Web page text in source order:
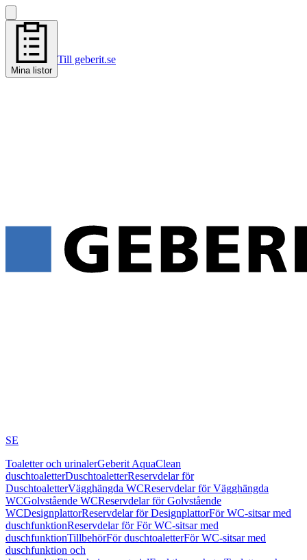
Mina listor
Till geberit.se
SE
Toaletter och urinalerGeberit AquaClean
duschtoaletterDuschtoaletterReservdelar för
DuschtoaletterVägghängda WCReservdelar för Vägghängda
WCGolvstående WCReservdelar för Golvstående
WCDesignplattorReservdelar för DesignplattorFör WC-sitsar med
duschfunktionReservdelar för För WC-sitsar med
duschfunktionTillbehörFör duschtoaletterFör WC-sitsar med
duschfunktion och